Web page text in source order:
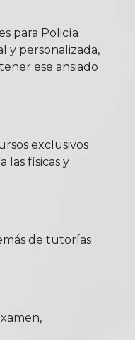
para Policía
y personalizada,
ese ansiado
exclusivos
las físicas y
de tutorías